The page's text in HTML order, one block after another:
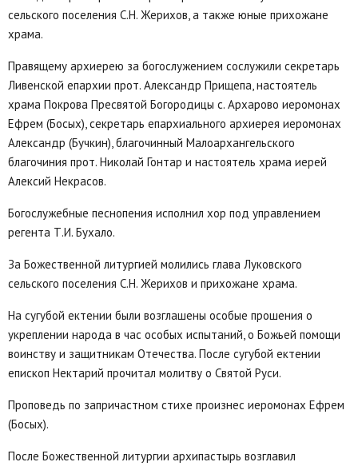
сельского поселения С.Н. Жерихов, а также юные прихожане
храма.
Правящему архиерею за богослужением сослужили секретарь
Ливенской епархии прот. Александр Прищепа, настоятель
храма Покрова Пресвятой Богородицы с. Архарово иеромонах
Ефрем (Босых), секретарь епархиального архиерея иеромонах
Александр (Бучкин), благочинный Малоархангельского
благочиния прот. Николай Гонтар и настоятель храма иерей
Алексий Некрасов.
Богослужебные песнопения исполнил хор под управлением
регента Т.И. Бухало.
За Божественной литургией молились глава Луковского
сельского поселения С.Н. Жерихов и прихожане храма.
На сугубой ектении были возглашены особые прошения о
укреплении народа в час особых испытаний, о Божьей помощи
воинству и защитникам Отечества. После сугубой ектении
епископ Нектарий прочитал молитву о Святой Руси.
Проповедь по запричастном стихе произнес иеромонах Ефрем
(Босых).
После Божественной литургии архипастырь возглавил